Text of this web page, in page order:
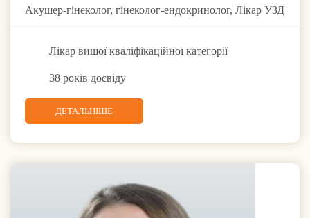
Акушер-гінеколог, гінеколог-ендокринолог, Лікар УЗД
Лікар вищої кваліфікаційної категорії
38 років досвіду
ДЕТАЛЬНІШЕ